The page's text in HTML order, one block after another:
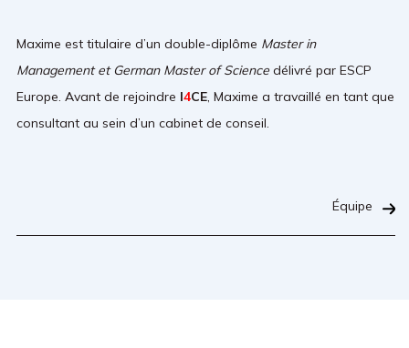
Maxime est titulaire d’un double-diplôme Master in
Management et German Master of Science délivré par ESCP
Europe. Avant de rejoindre I4CE, Maxime a travaillé en tant que
consultant au sein d’un cabinet de conseil.
Équipe